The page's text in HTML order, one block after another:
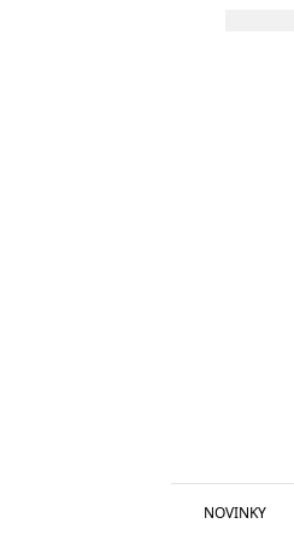
NOVINKY